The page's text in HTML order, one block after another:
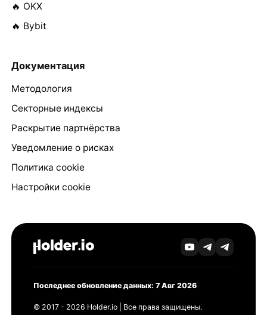
🔥 OKX
🔥 Bybit
Документация
Методология
Секторные индексы
Раскрытие партнёрства
Уведомление о рисках
Политика cookie
Настройки cookie
Последнее обновление данных: 7 Авг 2026
© 2017 - 2026 Holder.io | Все права защищены.